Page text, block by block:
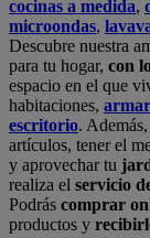
cocinas a medida,
microondas,
Descubre nuestra
para tu hogar, con
espacio en el que
habitaciones,
escritorio.
artículos, tener el
y aprovechar tu
realiza el servicio
Podrás comprar
productos y